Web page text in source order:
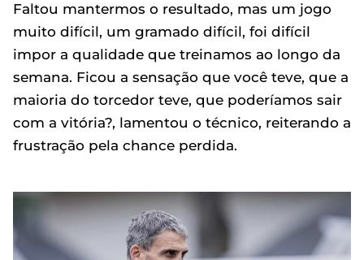
Faltou mantermos o resultado, mas um jogo
muito difícil, um gramado difícil, foi difícil
impor a qualidade que treinamos ao longo da
semana. Ficou a sensação que você teve, que a
maioria do torcedor teve, que poderíamos sair
com a vitória?, lamentou o técnico, reiterando a
frustração pela chance perdida.